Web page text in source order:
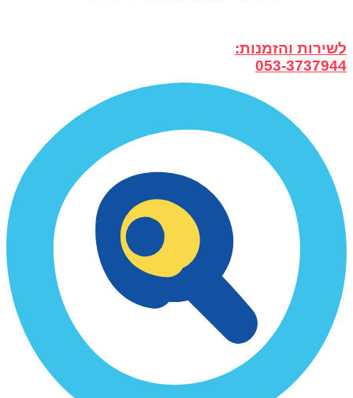
לשירות והזמנות:
053-3737944